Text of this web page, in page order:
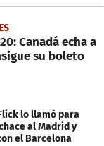
Canadá echa a
su boleto
lo llamó para
al Madrid y
el Barcelona